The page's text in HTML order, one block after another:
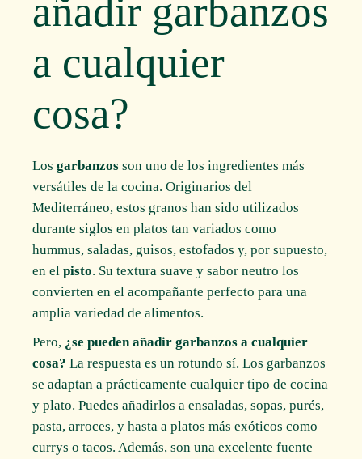
añadir garbanzos
a cualquier
cosa?
Losgarbanzos son uno de los ingredientes más
versátiles de la cocina. Originarios del
Mediterráneo, estos granos han sido utilizados
durante siglos en platos tan variados como
hummus, saladas, guisos, estofados y, por supuesto,
en elpisto. Su textura suave y sabor neutro los
convierten en el acompañante perfecto para una
amplia variedad de alimentos.
Pero, ¿se pueden añadir garbanzos a cualquier
cosa? La respuesta es un rotundo sí. Los garbanzos
se adaptan a prácticamente cualquier tipo de cocina
y plato. Puedes añadirlos a ensaladas, sopas, purés,
pasta, arroces, y hasta a platos más exóticos como
currys o tacos. Además, son una excelente fuente